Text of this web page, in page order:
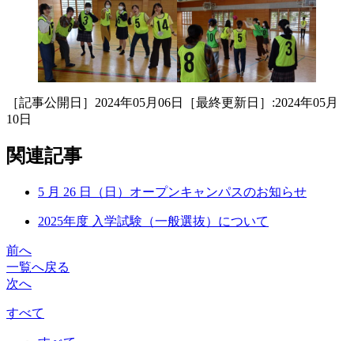
［記事公開日］2024年05月06日［最終更新日］:2024年05月
10日
関連記事
5 月 26 日（日）オープンキャンパスのお知らせ
2025年度 入学試験（一般選抜）について
前へ
一覧へ戻る
次へ
すべて